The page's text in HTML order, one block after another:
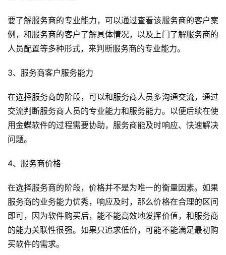
要了解服务商的专业能力，可以通过查看该服务商的客户案
例，和服务商的客户了解具体情况，以及上门了解服务商的
人员配置等多种形式，来判断服务商的专业能力。
3、服务商客户服务能力
在选择服务商的阶段，可以和服务商人员多沟通交流，通过
交流判断服务商人员的专业能力和服务能力。以便后续在使
用金蝶软件的过程需要协助，服务商能及时响应、快速解决
问题。
4、服务商价格
在选择服务商的阶段，价格并不是为唯一的衡量因素。如果
服务商的业务能力优秀，响应及时，那么价格在合理的区间
即可，因为软件购买后，能不能高效地发挥价值，和服务商
的能力关联性很强。如果只追求低价，可能不能满足最初购
买软件的需求。